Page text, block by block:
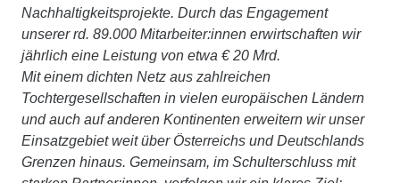
Nachhaltigkeitsprojekte. Durch das Engagement
unserer rd. 89.000 Mitarbeiter:innen erwirtschaften wir
jährlich eine Leistung von etwa € 20 Mrd.
Mit einem dichten Netz aus zahlreichen
Tochtergesellschaften in vielen europäischen Ländern
und auch auf anderen Kontinenten erweitern wir unser
Einsatzgebiet weit über Österreichs und Deutschlands
Grenzen hinaus. Gemeinsam, im Schulterschluss mit